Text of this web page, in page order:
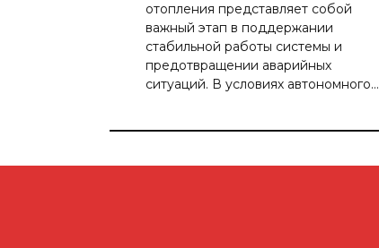
отопления представляет собой
важный этап в поддержании
стабильной работы системы и
предотвращении аварийных
ситуаций. В условиях автономного…